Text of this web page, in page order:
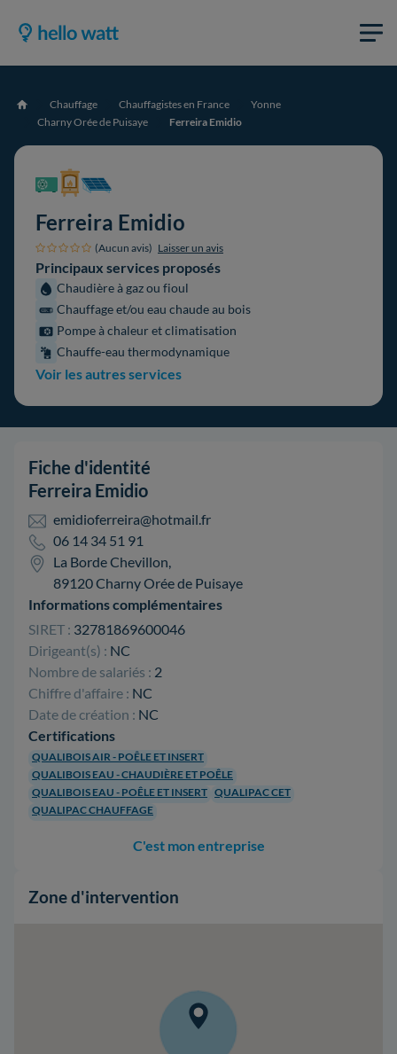
Accueil Chauffage Chauffagistes en France
Yonne
Charny Orée de Puisaye
Ferreira Emidio
Ferreira Emidio
(Aucun avis) Laisser un avis
Principaux services proposés
Chaudière à gaz ou fioul
Chauffage et/ou eau chaude au bois
Pompe à chaleur et climatisation
Chauffe-eau thermodynamique
Voir les autres services
Fiche d'identité
Ferreira Emidio
emidioferreira@hotmail.fr
06 14 34 51 91
La Borde Chevillon,
89120 Charny Orée de Puisaye
Informations complémentaires
SIRET : 32781869600046
Dirigeant(s) : NC
Nombre de salariés : 2
Chiffre d'affaire : NC
Date de création : NC
Certifications
QUALIBOIS AIR - POÊLE ET INSERT
QUALIBOIS EAU - CHAUDIÈRE ET POÊLE
QUALIBOIS EAU - POÊLE ET INSERT QUALIPAC CET
QUALIPAC CHAUFFAGE
C'est mon entreprise
Zone d'intervention